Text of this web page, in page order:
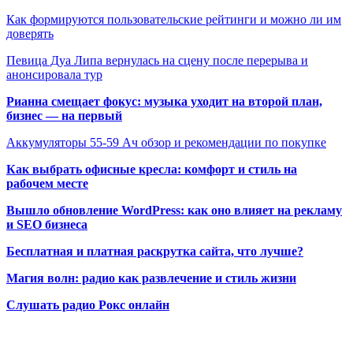
Как формируются пользовательские рейтинги и можно ли им
доверять
Певица Дуа Липа вернулась на сцену после перерыва и
анонсировала тур
Рианна смещает фокус: музыка уходит на второй план,
бизнес — на первый
Аккумуляторы 55-59 Ач обзор и рекомендации по покупке
Как выбрать офисные кресла: комфорт и стиль на
рабочем месте
Вышло обновление WordPress: как оно влияет на рекламу
и SEO бизнеса
Бесплатная и платная раскрутка сайта, что лучше?
Магия волн: радио как развлечение и стиль жизни
Слушать радио Рокс онлайн